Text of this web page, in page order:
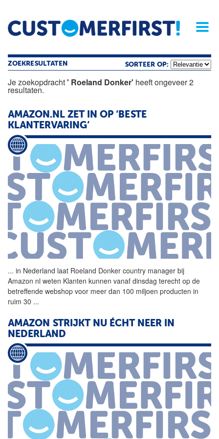
Home Opinie Archief
Magazine
ZOEKRESULTATEN SORTEER OP:
Je zoekopdracht' Roeland Donker' heeft ongeveer 2
resultaten.
AMAZON.NL ZET IN OP ‘BESTE
KLANTERVARING’
... in Nederland laat Roeland Donker country manager bij
Amazon nl weten Klanten kunnen vanaf dinsdag terecht op de
betreffende webshop voor meer dan 100 miljoen producten in
ruim 30 ...
AMAZON STRIJKT NU ÉCHT NEER IN
NEDERLAND